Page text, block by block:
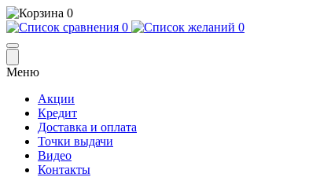
0
0
0
Меню
Акции
Кредит
Доставка и оплата
Точки выдачи
Видео
Контакты